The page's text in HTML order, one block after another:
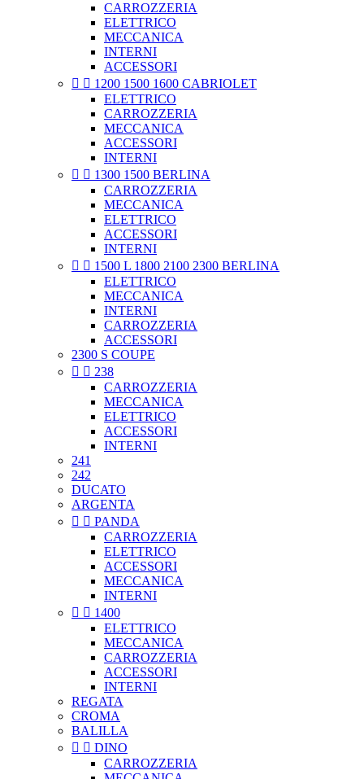
CARROZZERIA
ELETTRICO
MECCANICA
INTERNI
ACCESSORI
  1200 1500 1600 CABRIOLET
ELETTRICO
CARROZZERIA
MECCANICA
ACCESSORI
INTERNI
  1300 1500 BERLINA
CARROZZERIA
MECCANICA
ELETTRICO
ACCESSORI
INTERNI
  1500 L 1800 2100 2300 BERLINA
ELETTRICO
MECCANICA
INTERNI
CARROZZERIA
ACCESSORI
2300 S COUPE
  238
CARROZZERIA
MECCANICA
ELETTRICO
ACCESSORI
INTERNI
241
242
DUCATO
ARGENTA
  PANDA
CARROZZERIA
ELETTRICO
ACCESSORI
MECCANICA
INTERNI
  1400
ELETTRICO
MECCANICA
CARROZZERIA
ACCESSORI
INTERNI
REGATA
CROMA
BALILLA
  DINO
CARROZZERIA